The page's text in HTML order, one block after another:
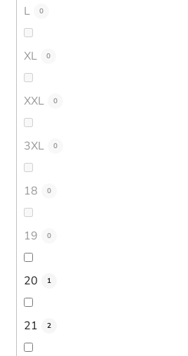
L 0
XL 0
XXL 0
3XL 0
18 0
19 0
20 1
21 2